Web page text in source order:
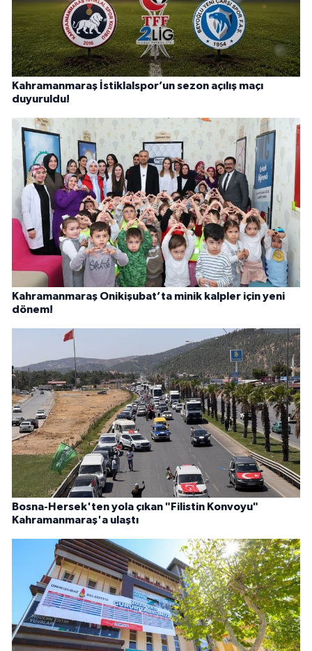
Kahramanmaraş İstiklalspor’un sezon açılış maçı
duyuruldu!
Kahramanmaraş Onikişubat’ta minik kalpler için yeni
dönem!
Bosna-Hersek'ten yola çıkan "Filistin Konvoyu"
Kahramanmaraş'a ulaştı